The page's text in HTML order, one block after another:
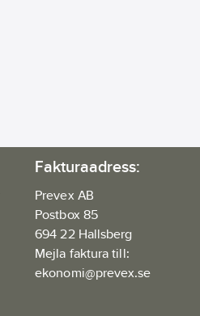
Fakturaadress:
Prevex AB
Postbox 85
694 22 Hallsberg
Mejla faktura till:
ekonomi@prevex.se